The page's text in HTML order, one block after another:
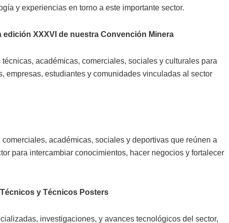
y experiencias en torno a este importante sector.
edición XXXVI de nuestra Convención Minera
académicas, comerciales, sociales y culturales para
empresas, estudiantes y comunidades vinculadas al sector
académicas, sociales y deportivas que reúnen a
para intercambiar conocimientos, hacer negocios y fortalecer
y Técnicos Posters
investigaciones, y avances tecnológicos del sector,